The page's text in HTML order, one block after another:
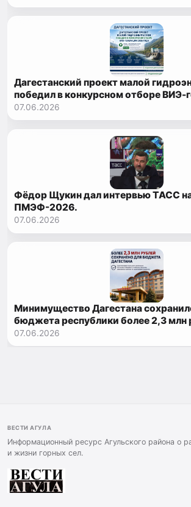
Дагестанский проект малой
победил в конкурсном отборе ВИЭ-
2026 года
07.06.2026
Фёдор Щукин дал интервью ТАСС
ПМЭФ-2026.
07.06.2026
Минимущество Дагестана
бюджета республики более 2,3 млн
налогового потенциала
07.06.2026
ВЕСТИ АГУЛА
Информационный ресурс Агульского района о
и жизни горных сел.